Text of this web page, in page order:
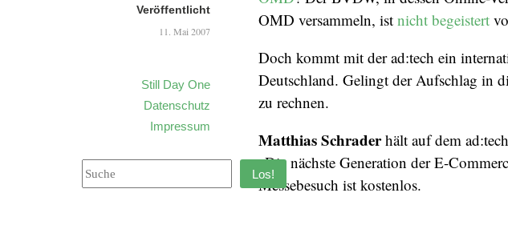
Veröffentlicht
11. Mai 2007
Still Day One
Datenschutz
Impressum
OMD versammeln, ist nicht begeistert
Doch kommt mit der ad:tech ein
Deutschland. Gelingt der Aufschlag in
zu rechnen.
Matthias Schraderhält auf dem
„Die nächste Generation der E-
Messebesuch ist kostenlos.
Los!